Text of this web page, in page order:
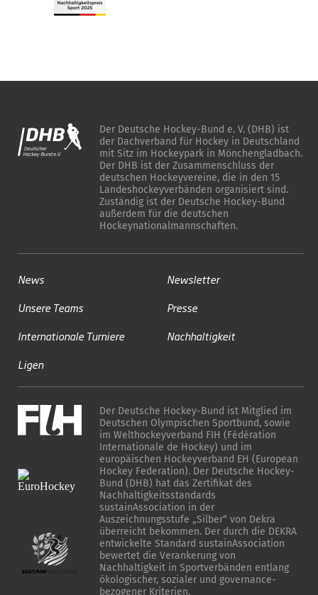
Der Deutsche Hockey-Bund e. V. (DHB) ist
der Dachverband für Hockey in Deutschland
mit Sitz im Hockeypark in Mönchengladbach.
Der DHB ist der Zusammenschluss der
deutschen Hockeyvereine, die in den 15
Landeshockeyverbänden organisiert sind.
Zuständig ist der Deutsche Hockey-Bund
außerdem für die deutschen
Hockeynationalmannschaften.
News
Unsere Teams
Internationale Turniere
Ligen
Newsletter
Presse
Nachhaltigkeit
Der Deutsche Hockey-Bund ist Mitglied im
Deutschen Olympischen Sportbund, sowie
im Welthockeyverband FIH (Fédération
Internationale de Hockey) und im
europäischen Hockeyverband EH (European
Hockey Federation). Der Deutsche Hockey-
Bund (DHB) hat das Zertifikat des
Nachhaltigkeitsstandards
sustainAssociation in der
Auszeichnungsstufe „Silber“ von Dekra
überreicht bekommen. Der durch die DEKRA
entwickelte Standard sustainAssociation
bewertet die Verankerung von
Nachhaltigkeit in Sportverbänden entlang
ökologischer, sozialer und governance-
bezogener Kriterien.